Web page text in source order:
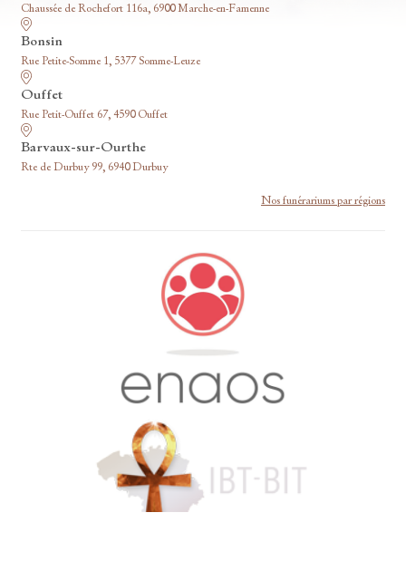
Chaussée de Rochefort 116a, 6900 Marche-en-Famenne
Bonsin
Rue Petite-Somme 1, 5377 Somme-Leuze
Ouffet
Rue Petit-Ouffet 67, 4590 Ouffet
Barvaux-sur-Ourthe
Rte de Durbuy 99, 6940 Durbuy
Nos funérariums par régions